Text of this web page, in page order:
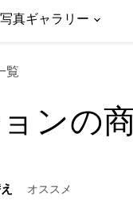
真ギャラリー
覧
ンの